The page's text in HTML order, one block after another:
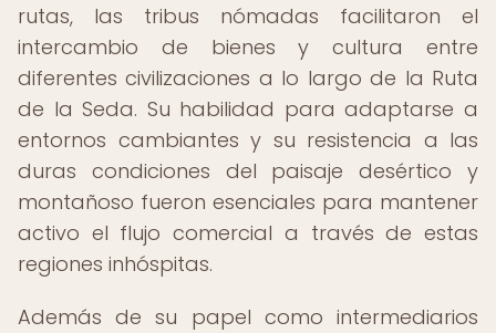
rutas, las tribus nómadas facilitaron el
intercambio de bienes y cultura entre
diferentes civilizaciones a lo largo de la Ruta
de la Seda. Su habilidad para adaptarse a
entornos cambiantes y su resistencia a las
duras condiciones del paisaje desértico y
montañoso fueron esenciales para mantener
activo el flujo comercial a través de estas
regiones inhóspitas.
Además de su papel como intermediarios